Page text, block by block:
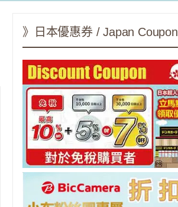
》日本優惠券 / Japan Coupon